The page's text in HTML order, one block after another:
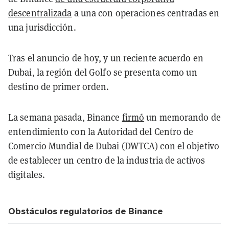
descentralizada a una con operaciones centradas en
una jurisdicción.
Tras el anuncio de hoy, y un reciente acuerdo en
Dubai, la región del Golfo se presenta como un
destino de primer orden.
La semana pasada, Binance firmó un memorando de
entendimiento con la Autoridad del Centro de
Comercio Mundial de Dubai (DWTCA) con el objetivo
de establecer un centro de la industria de activos
digitales.
Obstáculos regulatorios de Binance